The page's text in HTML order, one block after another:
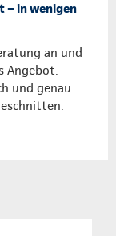
– in wenigen
an und
Angebot.
und genau